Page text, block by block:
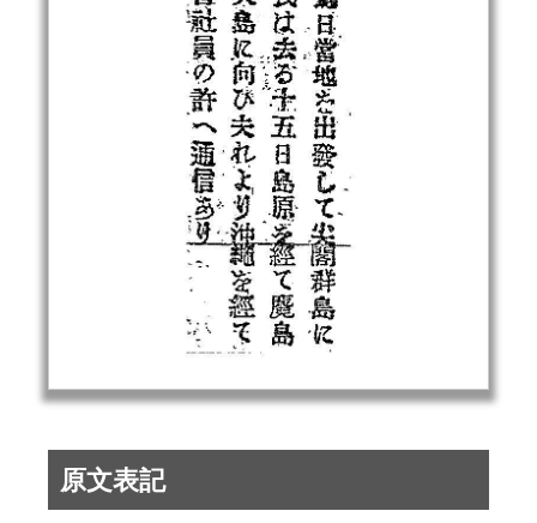
原文表記